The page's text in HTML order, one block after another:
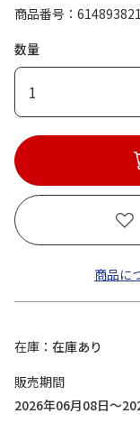
商品番号
数量
1
商品に
在庫
在庫あり
販売期間
2026年06月08日～